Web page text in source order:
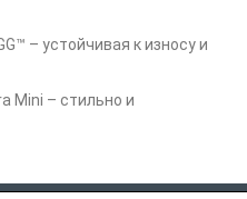
– устойчивая к износу и
Mini – стильно и